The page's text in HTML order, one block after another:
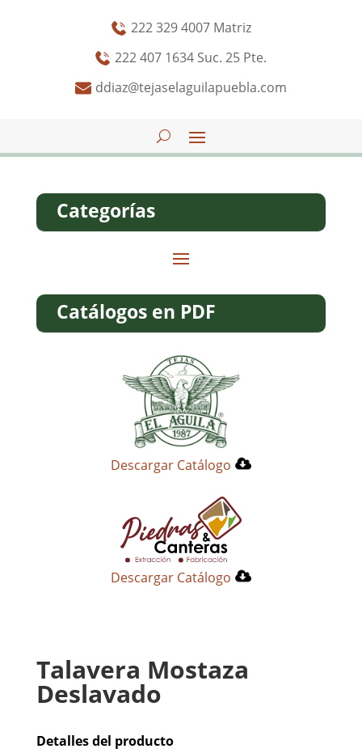
222 329 4007 Matriz
222 407 1634 Suc. 25 Pte.
ddiaz@tejaselaguilapuebla.com
Categorías
Catálogos en PDF
Descargar Catálogo
Descargar Catálogo
Talavera Mostaza
Deslavado
Detalles del producto